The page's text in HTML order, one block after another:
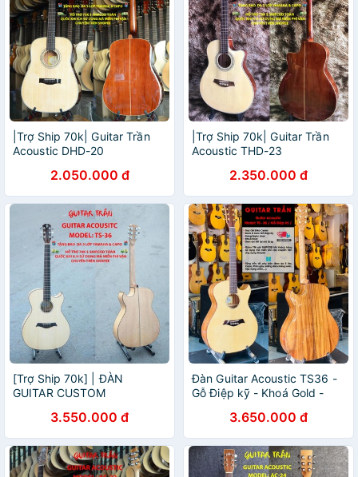
|Trợ Ship 70k| Guitar Trần
Acoustic DHD-20
2.050.000 đ
|Trợ Ship 70k| Guitar Trần
Acoustic THD-23
2.350.000 đ
[Trợ Ship 70k] | ĐÀN
GUITAR CUSTOM
HÃNG GUITAR TRẦN NỔI
TIẾNG
3.550.000 đ
Đàn Guitar Acoustic TS36 -
Gỗ Điệp kỹ - Khoá Gold -
3.650.000 đ